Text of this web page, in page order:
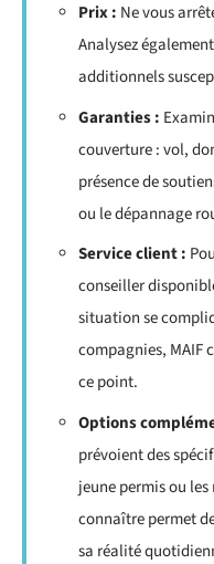
Prix : Ne vous
Analysez
additionnels
Garanties :
couverture : vol,
présence de
ou le dépannage
Service client :
conseiller
situation se
compagnies, MAIF
ce point.
Options
prévoient des
jeune permis ou
connaître permet
sa réalité